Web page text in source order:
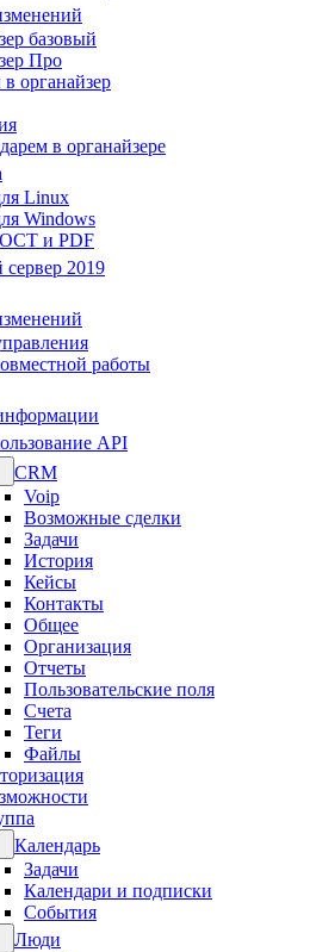
базовый
Про
органайзер
в органайзере
Linux
Windows
и PDF
2019
работы
API
CRM
Voip
Возможные сделки
Задачи
История
Кейсы
Контакты
Общее
Организация
Отчеты
Пользовательские поля
Счета
Теги
Файлы
Календарь
Задачи
Календари и подписки
События
Люди